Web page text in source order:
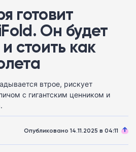
готовит
Он будет
стоить как
втрое, рискует
с гигантским ценником и
Опубликовано 14.11.2025 в 04:11